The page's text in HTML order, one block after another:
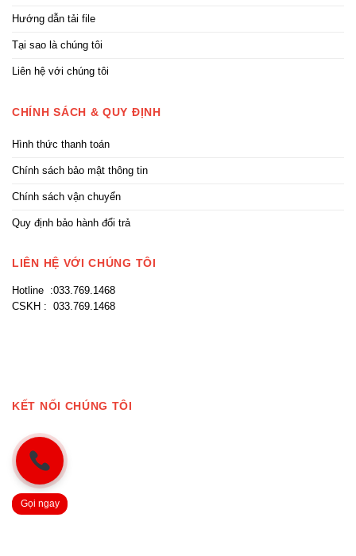
Hướng dẫn tải file
Tại sao là chúng tôi
Liên hệ với chúng tôi
CHÍNH SÁCH & QUY ĐỊNH
Hình thức thanh toán
Chính sách bảo mật thông tin
Chính sách vận chuyển
Quy định bảo hành đổi trả
LIÊN HỆ VỚI CHÚNG TÔI
Hotline :033.769.1468
CSKH : 033.769.1468
KẾT NỐI CHÚNG TÔI
Gọi ngay